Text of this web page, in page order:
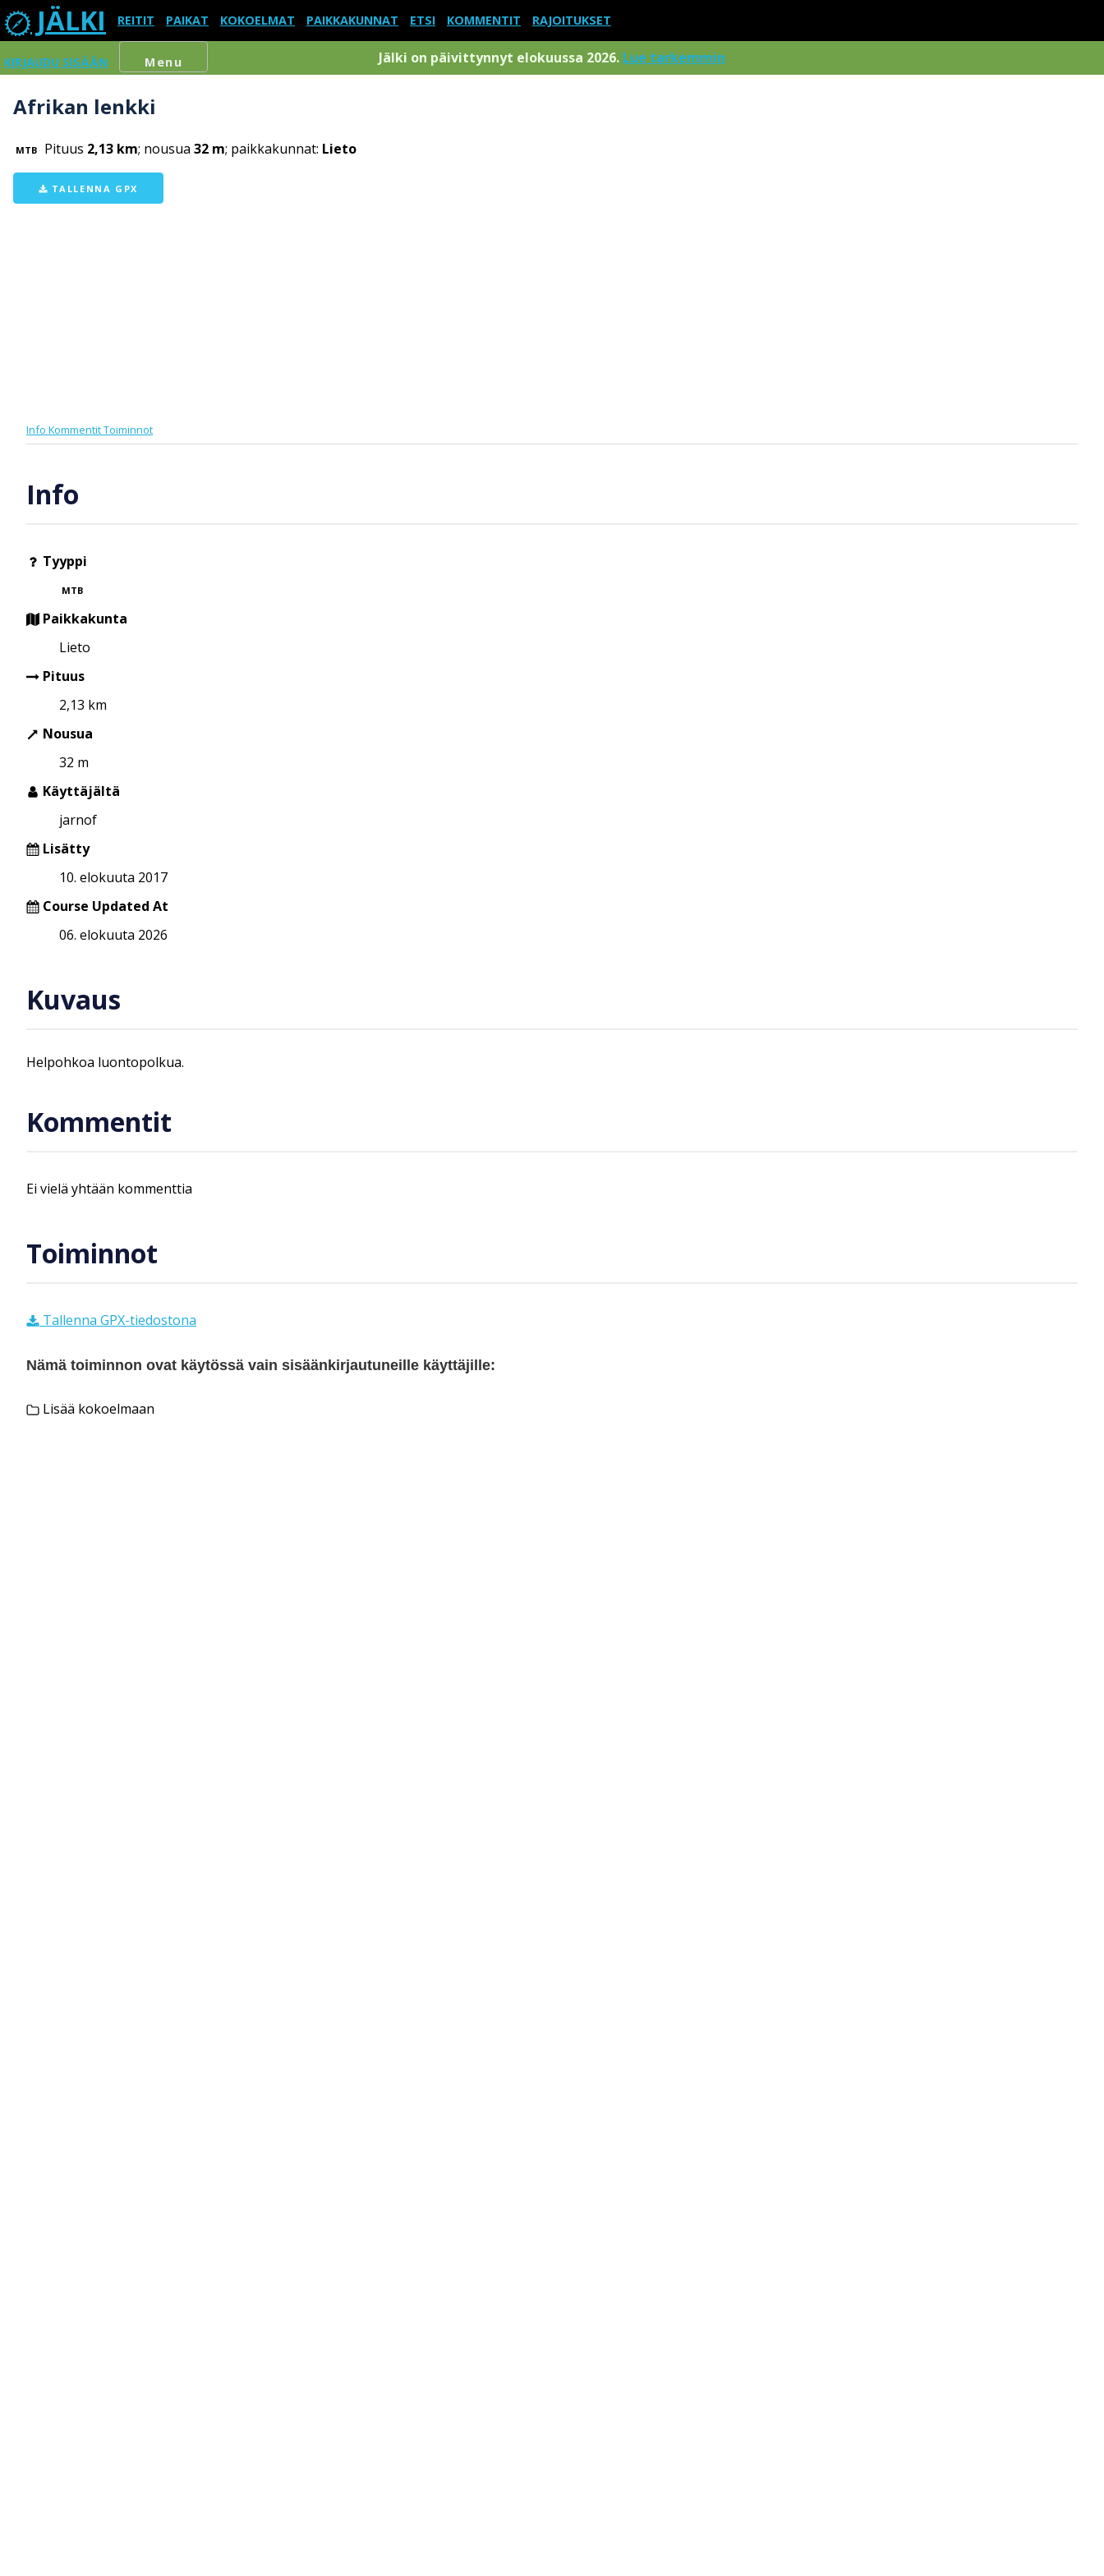
JÄLKI REITIT PAIKAT KOKOELMAT PAIKKAKUNNAT ETSI KOMMENTIT RAJOITUKSET
KIRJAUDU SISÄÄN Menu Jälki on päivittynnyt elokuussa 2026. Lue tarkemmin
Afrikan lenkki
MTB Pituus 2,13 km; nousua 32 m; paikkakunnat: Lieto
TALLENNA GPX
Info KommentitToiminnot
Info
Tyyppi
MTB
Paikkakunta
Lieto
Pituus
2,13 km
Nousua
32 m
Käyttäjältä
jarnof
Lisätty
10. elokuuta 2017
Course Updated At
06. elokuuta 2026
Kuvaus
Helpohkoa luontopolkua.
Kommentit
Ei vielä yhtään kommenttia
Toiminnot
Tallenna GPX-tiedostona
Nämä toiminnon ovat käytössä vain sisäänkirjautuneille käyttäjille:
Lisää kokoelmaan